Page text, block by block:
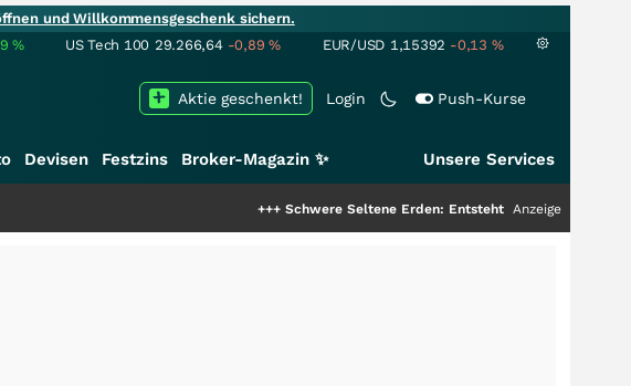
und Willkommensgeschenk sichern.
% US Tech 100 29.266,64 -0,89% EUR/USD 1,15392 -0,13 %
Login Push-Kurse
Aktie geschenkt!
Devisen Festzins Broker-Magazin ✨ Unsere Services
Schwere Seltene Erden: Entsteht hier die nächste
Anzeige